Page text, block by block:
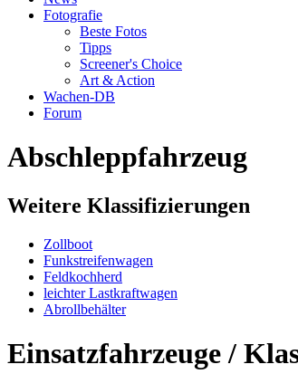
Fotografie
Beste Fotos
Tipps
Screener's Choice
Art & Action
Wachen-DB
Forum
Abschleppfahrzeug
Weitere Klassifizierungen
Zollboot
Funkstreifenwagen
Feldkochherd
leichter Lastkraftwagen
Abrollbehälter
Einsatzfahrzeuge /